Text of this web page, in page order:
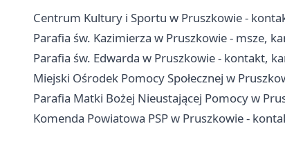
Centrum Kultury i Sportu w Pruszkowie -
Parafia św. Kazimierza w Pruszkowie - msze,
Parafia św. Edwarda w Pruszkowie - kontakt,
Miejski Ośrodek Pomocy Społecznej w
Parafia Matki Bożej Nieustającej Pomocy w
Komenda Powiatowa PSP w Pruszkowie -